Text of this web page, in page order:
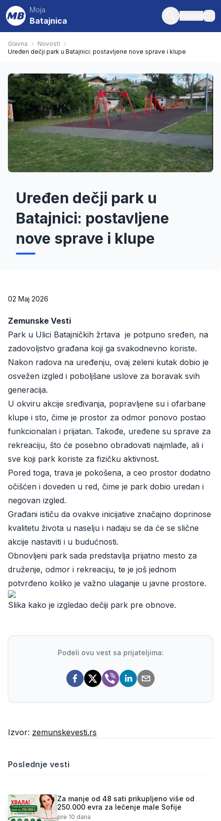
Moja
Batajnica
Glavna
Novosti
Uređen dečji park u Batajnici: postavljene nove sprave i klupe
Uređen dečji park u
Batajnici: postavljene
nove sprave i klupe
02 Maj 2026
Zemunske Vesti
Park u Ulici Batajničkih žrtava je potpuno sređen, na
zadovoljstvo građana koji ga svakodnevno koriste.
Nakon radova na uređenju, ovaj zeleni kutak dobio je
osvežen izgled i poboljšane uslove za boravak svih
generacija.
U okviru akcije sređivanja, popravljene su i ofarbane
klupe i sto, čime je prostor za odmor ponovo postao
funkcionalan i prijatan. Takođe, uređene su sprave za
rekreaciju, što će posebno obradovati najmlađe, ali i
sve koji park koriste za fizičku aktivnost.
Pored toga, trava je pokošena, a ceo prostor dodatno
očišćen i doveden u red, čime je park dobio uredan i
negovan izgled.
Građani ističu da ovakve inicijative značajno doprinose
kvalitetu života u naselju i nadaju se da će se slične
akcije nastaviti i u budućnosti.
Obnovljeni park sada predstavlja prijatno mesto za
druženje, odmor i rekreaciju, te je još jednom
potvrđeno koliko je važno ulaganje u javne prostore.
Slika kako je izgledao dečiji park pre obnove.
Podeli ovu vest sa prijateljima:
Izvor: zemunskevesti.rs
Poslednje vesti
Za manje od 48 sati prikupljeno više od
250.000 evra za lečenje male Sofije
pre 10 dana